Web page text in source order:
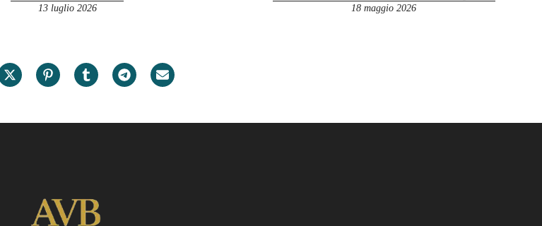
13 luglio 2026
18 maggio 2026